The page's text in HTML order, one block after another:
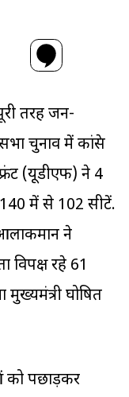
तरह जन-
चुनाव में कांग्रेस
(यूडीएफ) ने 4
में से 102 सीटें.
ने
विपक्ष रहे 61
मुख्यमंत्री घोषित
को पछाड़कर